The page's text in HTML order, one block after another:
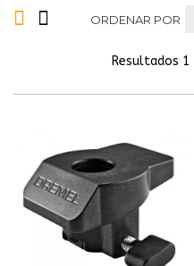
ORDENAR POR
Resultados